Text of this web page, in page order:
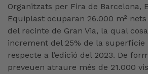
Organitzats per Fira de Barcelona,
Equiplast ocuparan 26.000 m²
del recinte de Gran Via, la qual
increment del 25% de la superfície
respecte a l’edició del 2023. De
preveuen atraure més de 21.000